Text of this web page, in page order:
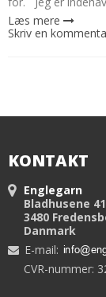
Læs mere
Skriv en
KONTAKT
Englegarn
Bladhusene 41
3480
Danmark
E-mail:
CVR-nummer: